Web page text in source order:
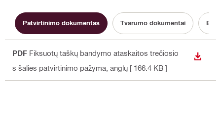
Patvirtinimo dokumentas Tvarumo dokumentai
PDF Fiksuotų taškų bandymo ataskaitos trečiosio
s šalies patvirtinimo pažyma , anglų [ 166.4 KB ]